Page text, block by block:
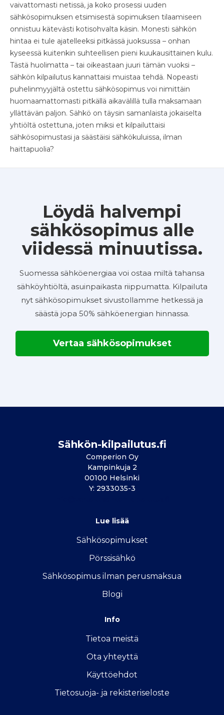
vaivattomasti netissä, ja koko prosessi uuden
sähkösopimuksen etsimisestä sopimuksen tilaamiseen
onnistuu kätevästi kotisohvalta käsin. Monesti sähkön
hintaa ei tule ajatelleeksi pitkässä juoksussa – onhan
kyseessä kuitenkin suhteellisen pieni kuukausittainen kulu.
Tästä huolimatta – tai oikeastaan juuri tämän vuoksi –
sähkön kilpailutus kannattaisi muistaa tehdä. Nopeasti
puhelinmyyjältä ostettu sähkösopimus voi nimittäin
huomaamattomasti pitkällä aikavälillä tulla maksamaan
yllättävän paljon. Sähkö on täysin samanlaista jokaiselta
yhtiöltä ostettuna, joten miksi et kilpailuttaisi
sähkösopimustasi ja säästäisi sähkökuluissa, ilman
haittapuolia?
Löydä halvempi
sähkösopimus alle
viidessä minuutissa.
Suomessa sähköenergiaa voi ostaa miltä tahansa
sähköyhtiöltä, asuinpaikasta riippumatta. Kilpailuta
nyt sähkösopimukset sivustollamme hetkessä ja
säästä jopa 50% sähköenergian hinnassa.
Vertaa sähkösopimukset
Sähkön-kilpailutus.fi
Comperion Oy
Kampinkuja 2
00100 Helsinki
Y: 2933035-3
Lue lisää
Sähkösopimukset
Pörssisähkö
Sähkösopimus ilman perusmaksua
Blogi
Info
Tietoa meistä
Ota yhteyttä
Käyttöehdot
Tietosuoja- ja rekisteriseloste